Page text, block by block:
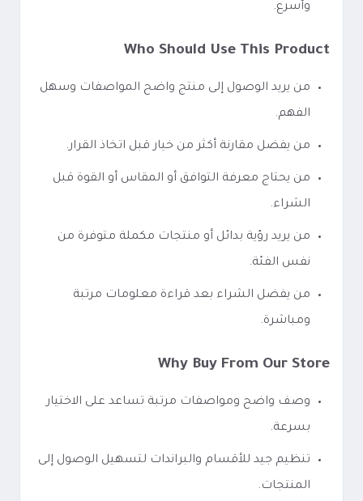
وأسرع.
Who Should Use This Product
من يريد الوصول إلى منتج واضح المواصفات وسهل
الفهم.
من يفضل مقارنة أكثر من خيار قبل اتخاذ القرار.
من يحتاج معرفة التوافق أو المقاس أو القوة قبل
الشراء.
من يريد رؤية بدائل أو منتجات مكملة متوفرة من
نفس الفئة.
من يفضل الشراء بعد قراءة معلومات مرتبة
ومباشرة.
Why Buy From Our Store
وصف واضح ومواصفات مرتبة تساعد على الاختيار
بسرعة.
تنظيم جيد للأقسام والبراندات لتسهيل الوصول إلى
المنتجات.